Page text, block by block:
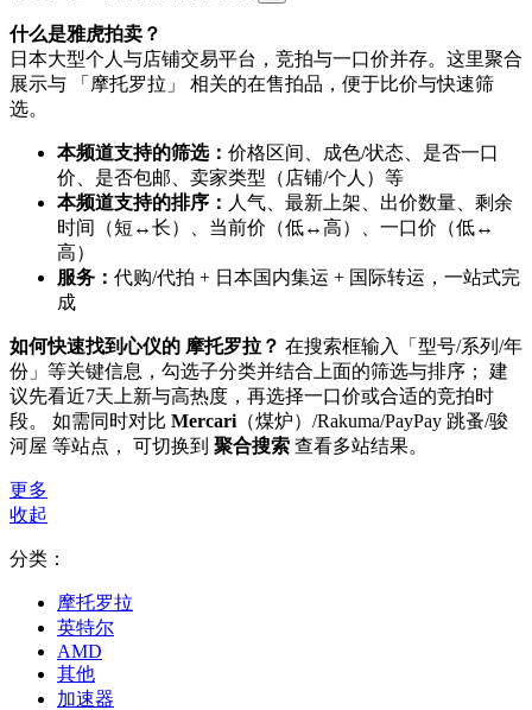
什么是雅虎拍卖？
日本大型个人与店铺交易平台，竞拍与一口价并存。这里聚合
展示与 「摩托罗拉」 相关的在售拍品，便于比价与快速筛
选。
本频道支持的筛选： 价格区间、成色/状态、是否一口
价、是否包邮、卖家类型（店铺/个人）等
本频道支持的排序： 人气、最新上架、出价数量、剩余
时间（短↔长）、当前价（低↔高）、一口价（低↔
高）
服务： 代购/代拍 + 日本国内集运 + 国际转运，一站式完
成
如何快速找到心仪的 摩托罗拉？ 在搜索框输入「型号/系列/年
份」等关键信息，勾选子分类并结合上面的筛选与排序； 建
议先看近7天上新与高热度，再选择一口价或合适的竞拍时
段。 如需同时对比 Mercari （煤炉）/Rakuma/PayPay 跳蚤/骏
河屋 等站点， 可切换到 聚合搜索 查看多站结果。
更多
收起
分类：
摩托罗拉
英特尔
AMD
其他
加速器